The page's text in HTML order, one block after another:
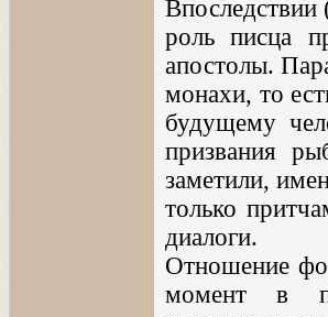
Впоследствии
роль писца
апостолы.
монахи, то
будущему
призвания
заметили,
только
диалоги.
Отношение
момент в